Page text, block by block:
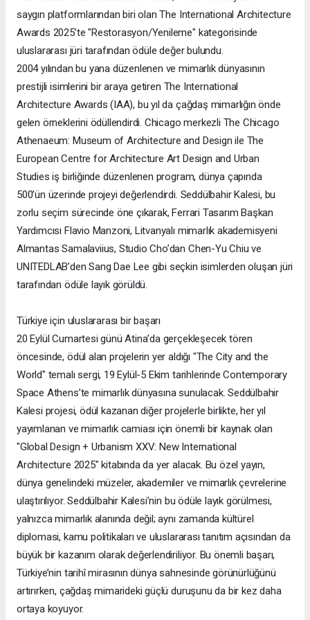
saygın platformlarından biri olan The International Architecture
Awards 2025’te "Restorasyon/Yenileme" kategorisinde
uluslararası jüri tarafından ödüle değer bulundu.
2004 yılından bu yana düzenlenen ve mimarlık dünyasının
prestijli isimlerini bir araya getiren The International
Architecture Awards (IAA), bu yıl da çağdaş mimarlığın önde
gelen örneklerini ödüllendirdi. Chicago merkezli The Chicago
Athenaeum: Museum of Architecture and Design ile The
European Centre for Architecture Art Design and Urban
Studies iş birliğinde düzenlenen program, dünya çapında
500’ün üzerinde projeyi değerlendirdi. Seddülbahir Kalesi, bu
zorlu seçim sürecinde öne çıkarak, Ferrari Tasarım Başkan
Yardımcısı Flavio Manzoni, Litvanyalı mimarlık akademisyeni
Almantas Samalaviius, Studio Cho’dan Chen-Yu Chiu ve
UNITEDLAB’den Sang Dae Lee gibi seçkin isimlerden oluşan jüri
tarafından ödüle layık görüldü.
Türkiye için uluslararası bir başarı
20 Eylül Cumartesi günü Atina’da gerçekleşecek tören
öncesinde, ödül alan projelerin yer aldığı "The City and the
World" temalı sergi, 19 Eylül-5 Ekim tarihlerinde Contemporary
Space Athens’te mimarlık dünyasına sunulacak. Seddülbahir
Kalesi projesi, ödül kazanan diğer projelerle birlikte, her yıl
yayımlanan ve mimarlık camiası için önemli bir kaynak olan
"Global Design + Urbanism XXV: New International
Architecture 2025" kitabında da yer alacak. Bu özel yayın,
dünya genelindeki müzeler, akademiler ve mimarlık çevrelerine
ulaştırılıyor. Seddülbahir Kalesi’nin bu ödüle layık görülmesi,
yalnızca mimarlık alanında değil; aynı zamanda kültürel
diplomasi, kamu politikaları ve uluslararası tanıtım açısından da
büyük bir kazanım olarak değerlendiriliyor. Bu önemli başarı,
Türkiye’nin tarihî mirasının dünya sahnesinde görünürlüğünü
artırırken, çağdaş mimarideki güçlü duruşunu da bir kez daha
ortaya koyuyor.